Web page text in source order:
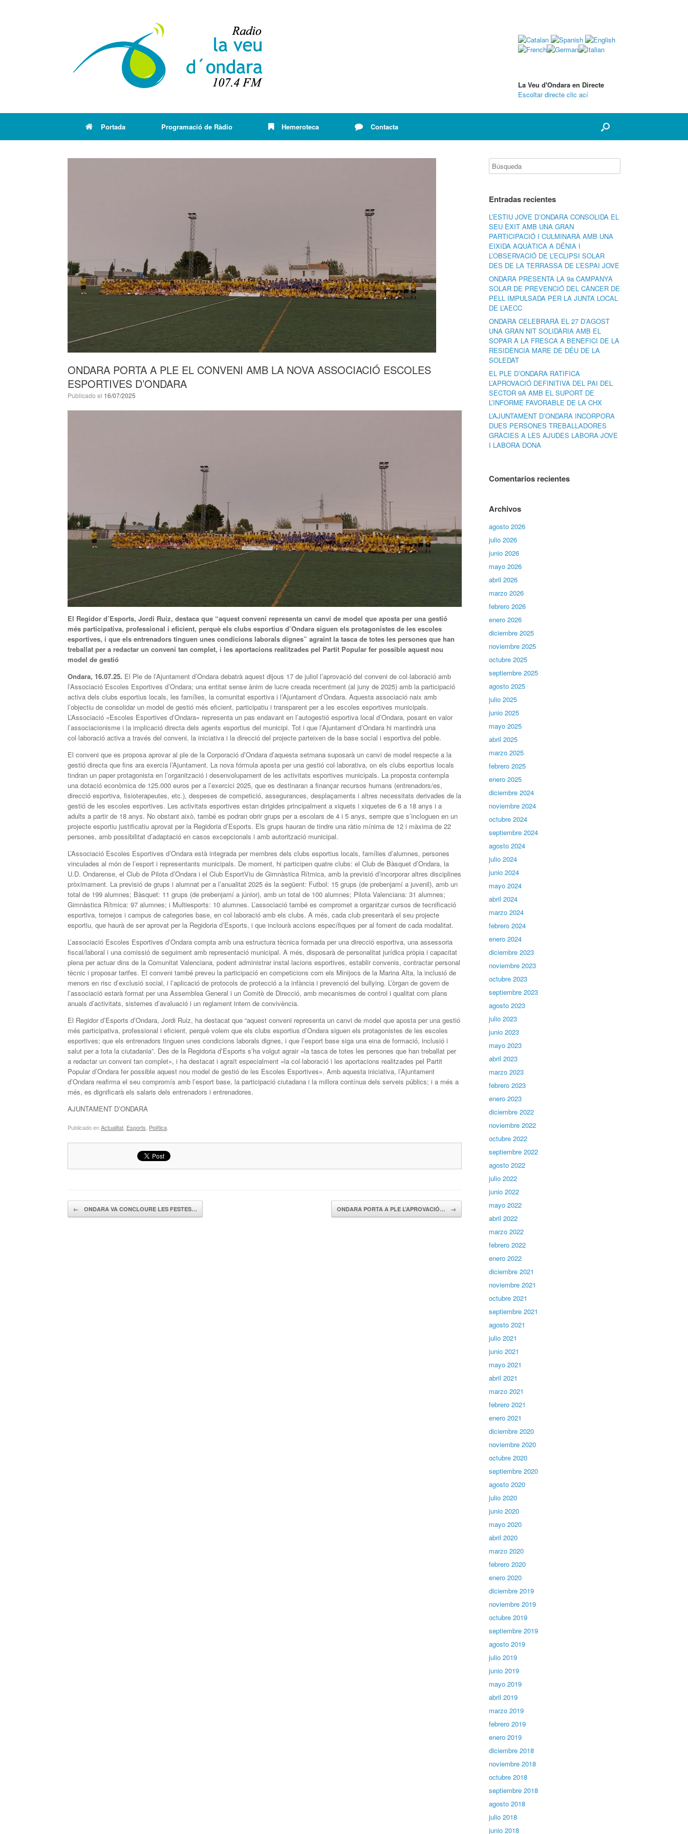
La Veu d'Ondara en Directe
Escoltar directe clic ací
Portada Programació de Ràdio Hemeroteca Contacta
ONDARA PORTA A PLE EL CONVENI AMB LA NOVA ASSOCIACIÓ ESCOLES
ESPORTIVES D’ONDARA
Publicado el 16/07/2025
El Regidor d’Esports, Jordi Ruiz, destaca que “aquest conveni representa un canvi de model que aposta per una gestió
més participativa, professional i eficient, perquè els clubs esportius d’Ondara siguen els protagonistes de les escoles
esportives, i que els entrenadors tinguen unes condicions laborals dignes” agraint la tasca de totes les persones que han
treballat per a redactar un conveni tan complet, i les aportacions realitzades pel Partit Popular fer possible aquest nou
model de gestió
Ondara, 16.07.25. El Ple de l’Ajuntament d’Ondara debatrà aquest dijous 17 de juliol l’aprovació del conveni de col·laboració amb
l’Associació Escoles Esportives d’Ondara; una entitat sense ànim de lucre creada recentment (al juny de 2025) amb la participació
activa dels clubs esportius locals, les famílies, la comunitat esportiva i l’Ajuntament d’Ondara. Aquesta associació naix amb
l’objectiu de consolidar un model de gestió més eficient, participatiu i transparent per a les escoles esportives municipals.
L’Associació «Escoles Esportives d’Ondara» representa un pas endavant en l’autogestió esportiva local d’Ondara, posant en valor
l’associacionisme i la implicació directa dels agents esportius del municipi. Tot i que l’Ajuntament d’Ondara hi mantindrà una
col·laboració activa a través del conveni, la iniciativa i la direcció del projecte parteixen de la base social i esportiva del poble.
El conveni que es proposa aprovar al ple de la Corporació d’Ondara d’aquesta setmana suposarà un canvi de model respecte a la
gestió directa que fins ara exercia l’Ajuntament. La nova fórmula aposta per una gestió col·laborativa, on els clubs esportius locals
tindran un paper protagonista en l’organització i desenvolupament de les activitats esportives municipals. La proposta contempla
una dotació econòmica de 125.000 euros per a l’exercici 2025, que es destinaran a finançar recursos humans (entrenadors/es,
direcció esportiva, fisioterapeutes, etc.), despeses de competició, assegurances, desplaçaments i altres necessitats derivades de la
gestió de les escoles esportives. Les activitats esportives estan dirigides principalment a xiquets i xiquetes de 6 a 18 anys i a
adults a partir de 18 anys. No obstant això, també es podran obrir grups per a escolars de 4 i 5 anys, sempre que s’incloguen en un
projecte esportiu justificatiu aprovat per la Regidoria d’Esports. Els grups hauran de tindre una ràtio mínima de 12 i màxima de 22
persones, amb possibilitat d’adaptació en casos excepcionals i amb autorització municipal.
L’Associació Escoles Esportives d’Ondara està integrada per membres dels clubs esportius locals, famílies d’alumnes, persones
vinculades al món de l’esport i representants municipals. De moment, hi participen quatre clubs: el Club de Bàsquet d’Ondara, la
U.D. Ondarense, el Club de Pilota d’Ondara i el Club EsportViu de Gimnàstica Rítmica, amb la previsió d’incorporar altres disciplines
pròximament. La previsió de grups i alumnat per a l’anualitat 2025 és la següent: Futbol: 15 grups (de prebenjamí a juvenil), amb un
total de 199 alumnes; Bàsquet: 11 grups (de prebenjamí a júnior), amb un total de 100 alumnes; Pilota Valenciana: 31 alumnes;
Gimnàstica Rítmica: 97 alumnes; i Multiesports: 10 alumnes. L’associació també es compromet a organitzar cursos de tecnificació
esportiva, tornejos i campus de categories base, en col·laboració amb els clubs. A més, cada club presentarà el seu projecte
esportiu, que haurà de ser aprovat per la Regidoria d’Esports, i que inclourà accions específiques per al foment de cada modalitat.
L’associació Escoles Esportives d’Ondara compta amb una estructura tècnica formada per una direcció esportiva, una assessoria
fiscal/laboral i una comissió de seguiment amb representació municipal. A més, disposarà de personalitat jurídica pròpia i capacitat
plena per actuar dins de la Comunitat Valenciana, podent administrar instal·lacions esportives, establir convenis, contractar personal
tècnic i proposar tarifes. El conveni també preveu la participació en competicions com els Minijocs de la Marina Alta, la inclusió de
menors en risc d’exclusió social, i l’aplicació de protocols de protecció a la infància i prevenció del bullying. L’òrgan de govern de
l’associació estarà format per una Assemblea General i un Comitè de Direcció, amb mecanismes de control i qualitat com plans
anuals d’activitats, sistemes d’avaluació i un reglament intern de convivència.
El Regidor d’Esports d’Ondara, Jordi Ruiz, ha destacat que “aquest conveni representa un canvi de model que aposta per una gestió
més participativa, professional i eficient, perquè volem que els clubs esportius d’Ondara siguen els protagonistes de les escoles
esportives; que els entrenadors tinguen unes condicions laborals dignes, i que l’esport base siga una eina de formació, inclusió i
salut per a tota la ciutadania”. Des de la Regidoria d’Esports s’ha volgut agrair «la tasca de totes les persones que han treballat per
a redactar un conveni tan complet», i ha destacat i agraït especialment «la col·laboració i les aportacions realitzades pel Partit
Popular d’Ondara fer possible aquest nou model de gestió de les Escoles Esportives». Amb aquesta iniciativa, l’Ajuntament
d’Ondara reafirma el seu compromís amb l’esport base, la participació ciutadana i la millora contínua dels serveis públics; i a més a
més, es dignificarà els salaris dels entrenadors i entrenadores.
AJUNTAMENT D’ONDARA
Publicado enActualitat Esports Política
Navegador de artículos
← ONDARA VA CONCLOURE LES FESTES… ONDARA PORTA A PLE L’APROVACIÓ… →
Entradas recientes
L’ESTIU JOVE D’ONDARA CONSOLIDA EL
SEU ÈXIT AMB UNA GRAN
PARTICIPACIÓ I CULMINARÀ AMB UNA
EIXIDA AQUÀTICA A DÉNIA I
L’OBSERVACIÓ DE L’ECLIPSI SOLAR
DES DE LA TERRASSA DE L’ESPAI JOVE
ONDARA PRESENTA LA 9a CAMPANYA
SOLAR DE PREVENCIÓ DEL CÀNCER DE
PELL IMPULSADA PER LA JUNTA LOCAL
DE L’AECC
ONDARA CELEBRARÀ EL 27 D’AGOST
UNA GRAN NIT SOLIDÀRIA AMB EL
SOPAR A LA FRESCA A BENEFICI DE LA
RESIDÈNCIA MARE DE DÉU DE LA
SOLEDAT
EL PLE D’ONDARA RATIFICA
L’APROVACIÓ DEFINITIVA DEL PAI DEL
SECTOR 9A AMB EL SUPORT DE
L’INFORME FAVORABLE DE LA CHX
L’AJUNTAMENT D’ONDARA INCORPORA
DUES PERSONES TREBALLADORES
GRÀCIES A LES AJUDES LABORA JOVE
I LABORA DONA
Comentarios recientes
Archivos
agosto 2026
julio 2026
junio 2026
mayo 2026
abril 2026
marzo 2026
febrero 2026
enero 2026
diciembre 2025
noviembre 2025
octubre 2025
septiembre 2025
agosto 2025
julio 2025
junio 2025
mayo 2025
abril 2025
marzo 2025
febrero 2025
enero 2025
diciembre 2024
noviembre 2024
octubre 2024
septiembre 2024
agosto 2024
julio 2024
junio 2024
mayo 2024
abril 2024
marzo 2024
febrero 2024
enero 2024
diciembre 2023
noviembre 2023
octubre 2023
septiembre 2023
agosto 2023
julio 2023
junio 2023
mayo 2023
abril 2023
marzo 2023
febrero 2023
enero 2023
diciembre 2022
noviembre 2022
octubre 2022
septiembre 2022
agosto 2022
julio 2022
junio 2022
mayo 2022
abril 2022
marzo 2022
febrero 2022
enero 2022
diciembre 2021
noviembre 2021
octubre 2021
septiembre 2021
agosto 2021
julio 2021
junio 2021
mayo 2021
abril 2021
marzo 2021
febrero 2021
enero 2021
diciembre 2020
noviembre 2020
octubre 2020
septiembre 2020
agosto 2020
julio 2020
junio 2020
mayo 2020
abril 2020
marzo 2020
febrero 2020
enero 2020
diciembre 2019
noviembre 2019
octubre 2019
septiembre 2019
agosto 2019
julio 2019
junio 2019
mayo 2019
abril 2019
marzo 2019
febrero 2019
enero 2019
diciembre 2018
noviembre 2018
octubre 2018
septiembre 2018
agosto 2018
julio 2018
junio 2018